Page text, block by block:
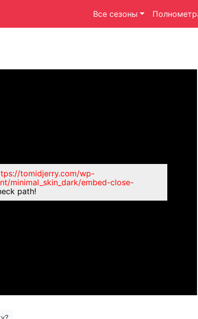
Все сезоны
tomidjerry.com/wp-
minimal_skin_dark/embed-close-
path!